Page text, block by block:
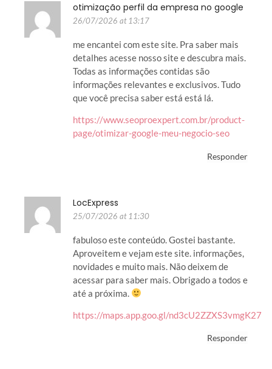
otimização perfil da empresa no google
26/07/2026 at 13:17
me encantei com este site. Pra saber mais
detalhes acesse nosso site e descubra mais.
Todas as informações contidas são
informações relevantes e exclusivos. Tudo
que você precisa saber está está lá.
https://www.seoproexpert.com.br/product-
page/otimizar-google-meu-negocio-seo
Responder
LocExpress
25/07/2026 at 11:30
fabuloso este conteúdo. Gostei bastante.
Aproveitem e vejam este site. informações,
novidades e muito mais. Não deixem de
acessar para saber mais. Obrigado a todos e
até a próxima.
https://maps.app.goo.gl/nd3cU2ZZXS3vmgK27
Responder